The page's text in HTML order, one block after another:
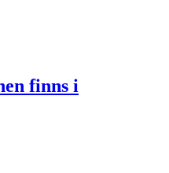
finns i